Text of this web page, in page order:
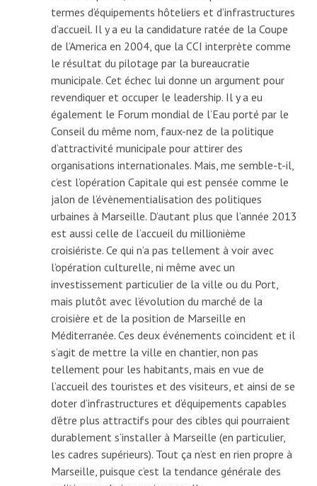
termes d’équipements hôteliers et d’infrastructures
d’accueil. Il y a eu la candidature ratée de la Coupe
de l’America en 2004, que la CCI interprète comme
le résultat du pilotage par la bureaucratie
municipale. Cet échec lui donne un argument pour
revendiquer et occuper le leadership. Il y a eu
également le Forum mondial de l’Eau porté par le
Conseil du même nom, faux-nez de la politique
d’attractivité municipale pour attirer des
organisations internationales. Mais, me semble-t-il,
c’est l’opération Capitale qui est pensée comme le
jalon de l’évènementialisation des politiques
urbaines à Marseille. D’autant plus que l’année 2013
est aussi celle de l’accueil du millionième
croisiériste. Ce qui n’a pas tellement à voir avec
l’opération culturelle, ni même avec un
investissement particulier de la ville ou du Port,
mais plutôt avec l’évolution du marché de la
croisière et de la position de Marseille en
Méditerranée. Ces deux événements coïncident et il
s’agit de mettre la ville en chantier, non pas
tellement pour les habitants, mais en vue de
l’accueil des touristes et des visiteurs, et ainsi de se
doter d’infrastructures et d’équipements capables
d’être plus attractifs pour des cibles qui pourraient
durablement s’installer à Marseille (en particulier,
les cadres supérieurs). Tout ça n’est en rien propre à
Marseille, puisque c’est la tendance générale des